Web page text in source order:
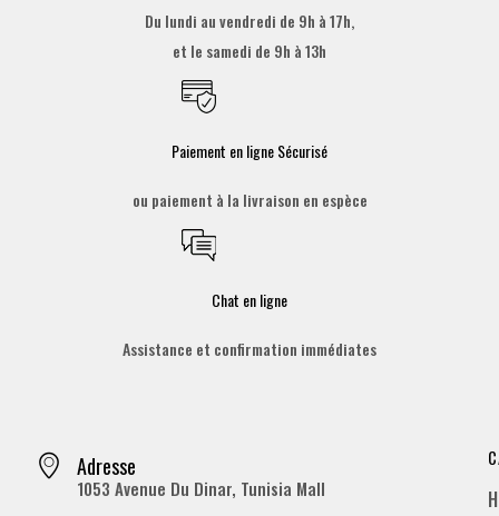
Du lundi au vendredi de 9h à 17h,
et le samedi de 9h à 13h
Paiement en ligne Sécurisé
ou paiement à la livraison en espèce
Chat en ligne
Assistance et confirmation immédiates
Adresse
1053 Avenue Du Dinar, Tunisia Mall